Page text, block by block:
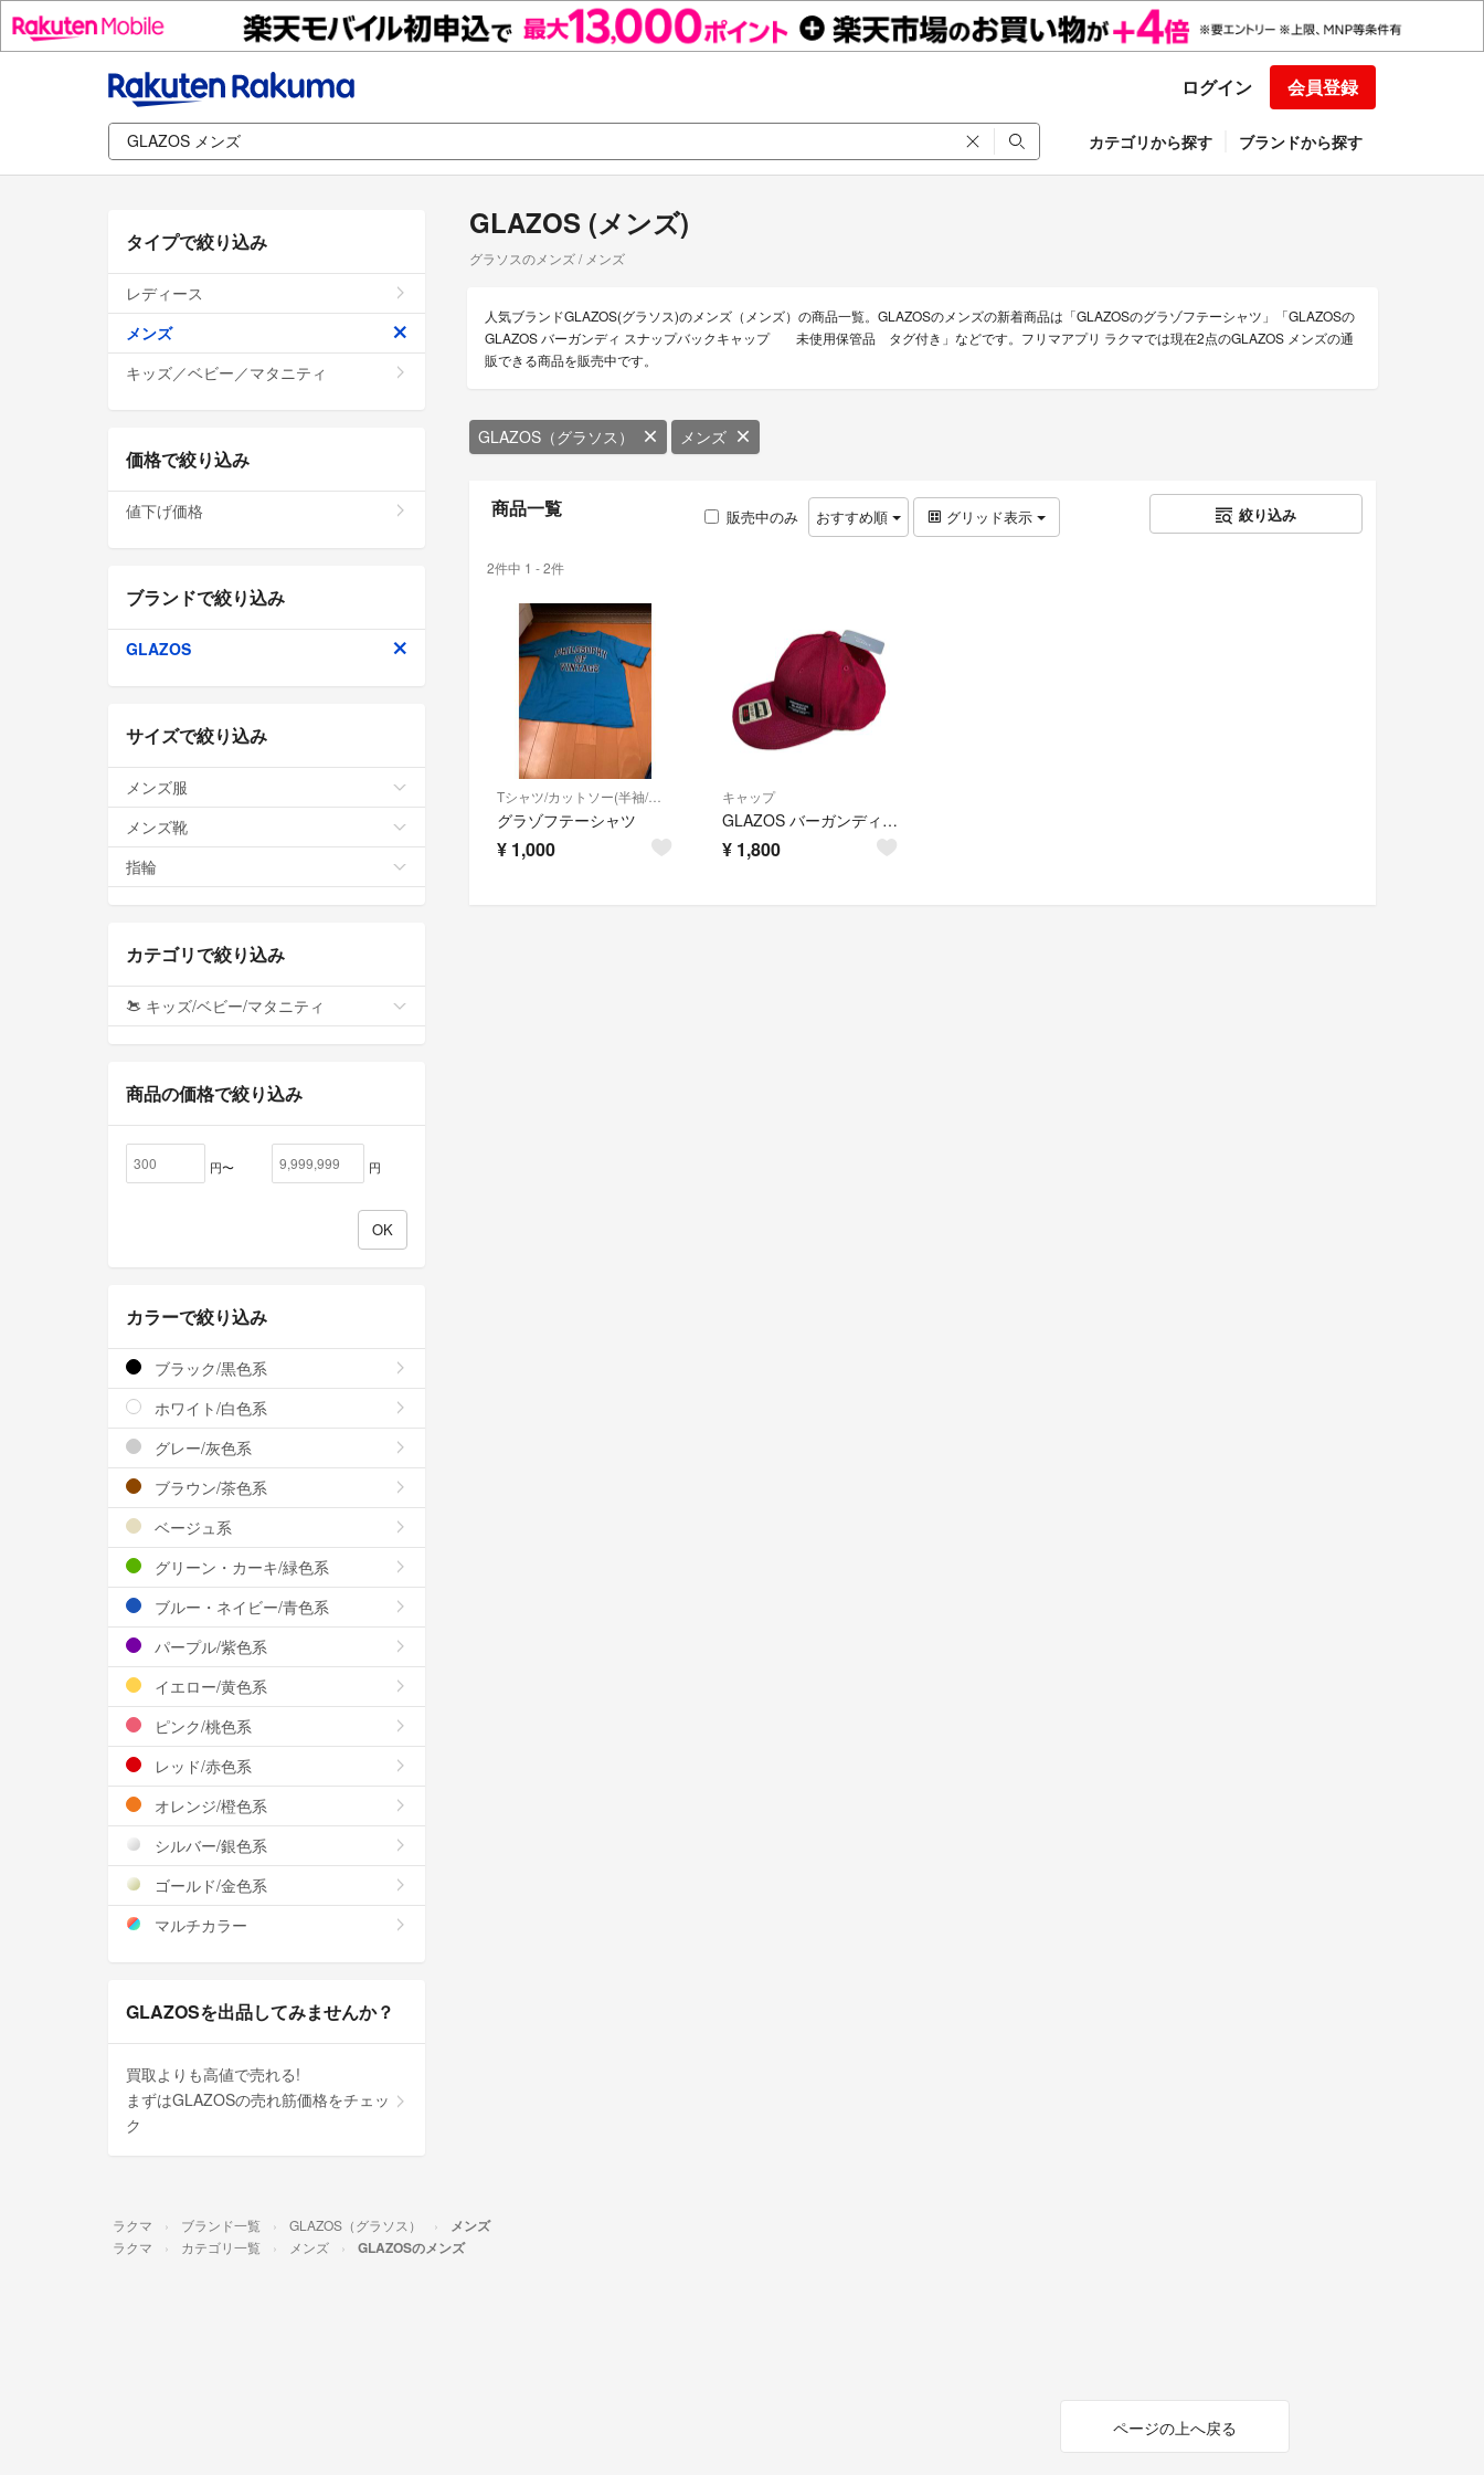
ログイン 会員登録
カテゴリから探す ブランドから探す
GLAZOS (メンズ)
グラソスのメンズ / メンズ
人気ブランドGLAZOS(グラソス)のメンズ（メンズ）の商品一覧。GLAZOSのメンズの新着商品は「GLAZOSのグラゾフテーシャツ」「GLAZOSの
GLAZOS バーガンディ スナップバックキャップ 未使用保管品 タグ付き」などです。フリマアプリ ラクマでは現在2点のGLAZOS メンズの通
販できる商品を販売中です。
GLAZOS（グラソス） メンズ
商品一覧 販売中のみ おすすめ順 グリッド表示 絞り込み
2件中 1 - 2件
Tシャツ/カットソー(半袖/袖なし)
グラゾフテーシャツ
¥ 1,000
キャップ
GLAZOS バーガンディ スナップバックキャップ 未使用保管品 タグ付き
¥ 1,800
タイプで絞り込み
レディース
メンズ
キッズ／ベビー／マタニティ
価格で絞り込み
値下げ価格
ブランドで絞り込み
GLAZOS
サイズで絞り込み
メンズ服
メンズ靴
指輪
カテゴリで絞り込み
キッズ/ベビー/マタニティ
商品の価格で絞り込み
円〜 円
カラーで絞り込み
ブラック/黒色系
ホワイト/白色系
グレー/灰色系
ブラウン/茶色系
ベージュ系
グリーン・カーキ/緑色系
ブルー・ネイビー/青色系
パープル/紫色系
イエロー/黄色系
ピンク/桃色系
レッド/赤色系
オレンジ/橙色系
シルバー/銀色系
ゴールド/金色系
マルチカラー
GLAZOSを出品してみませんか？
買取よりも高値で売れる!
まずはGLAZOSの売れ筋価格をチェッ
ク
ラクマ ブランド一覧 GLAZOS（グラソス） メンズ
ラクマ カテゴリ一覧 メンズ GLAZOSのメンズ
ページの上へ戻る